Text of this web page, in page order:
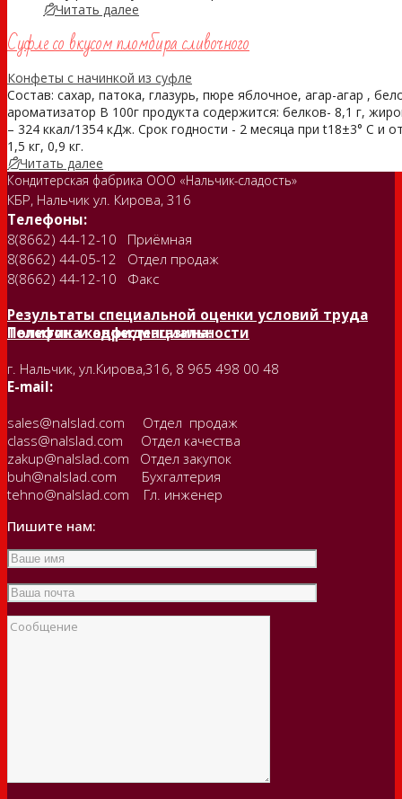
Читать далее
Суфле со вкусом пломбира сливочного
Конфеты с начинкой из суфле
Состав: сахар, патока, глазурь, пюре яблочное, агар-агар ,
ароматизатор В 100г продукта содержится: белков- 8,1 г,
– 324 ккал/1354 кДж. Срок годности - 2 месяца при t18±3° С и
1,5 кг, 0,9 кг.
Читать далее
Кондитерская фабрика ООО «Нальчик-сладость»
КБР, Нальчик ул. Кирова, 316
Телефоны:
8(8662) 44-12-10 Приёмная
8(8662) 44-05-12 Отдел продаж
8(8662) 44-12-10 Факс
Результаты специальной оценки условий труда
Политика конфиденциальности
Телефон и адрес магазина:
г. Нальчик, ул.Кирова,316, 8 965 498 00 48
E-mail:
sales@nalslad.com Отдел продаж
class@nalslad.com Отдел качества
zakup@nalslad.com Отдел закупок
buh@nalslad.com Бухгалтерия
tehno@nalslad.com Гл. инженер
Пишите нам: